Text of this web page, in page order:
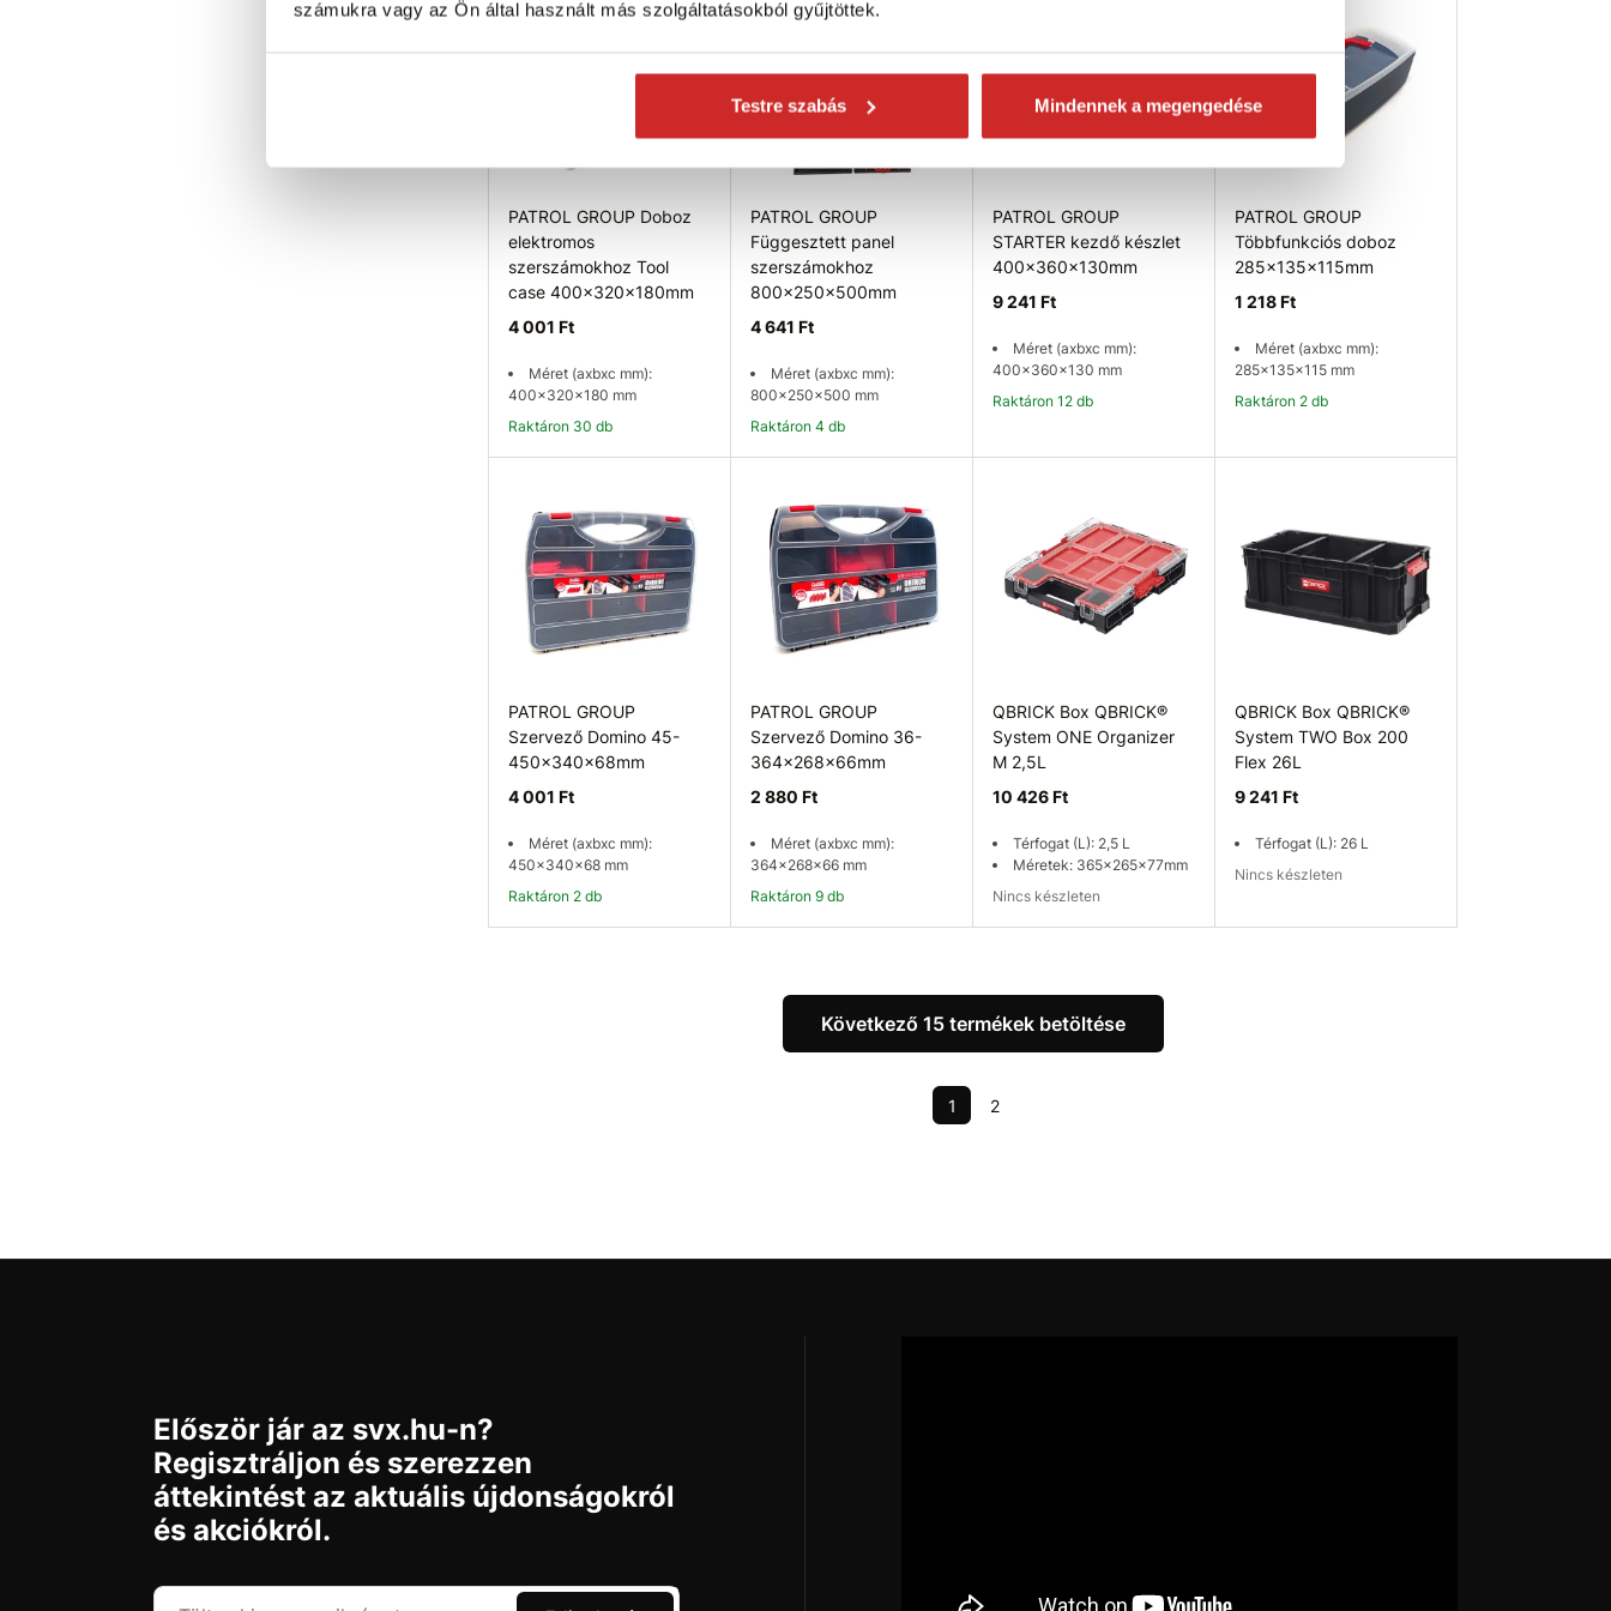
számukra vagy az Ön által használt más szolgáltatásokból gyűjtöttek.
Testre szabás Mindennek a megengedése
PATROL GROUP Doboz
elektromos
szerszámokhoz Tool
case 400x320x180mm
4 001 Ft
Méret (axbxc mm):
400x320x180 mm
Raktáron 30 db
PATROL GROUP
Függesztett panel
szerszámokhoz
800x250x500mm
4 641 Ft
Méret (axbxc mm):
800x250x500 mm
Raktáron 4 db
PATROL GROUP
STARTER kezdő készlet
400x360x130mm
9 241 Ft
Méret (axbxc mm):
400x360x130 mm
Raktáron 12 db
PATROL GROUP
Többfunkciós doboz
285x135x115mm
1 218 Ft
Méret (axbxc mm):
285x135x115 mm
Raktáron 2 db
PATROL GROUP
Szervező Domino 45-
450x340x68mm
4 001 Ft
Méret (axbxc mm):
450x340x68 mm
Raktáron 2 db
PATROL GROUP
Szervező Domino 36-
364x268x66mm
2 880 Ft
Méret (axbxc mm):
364x268x66 mm
Raktáron 9 db
QBRICK Box QBRICK®
System ONE Organizer
M 2,5L
10 426 Ft
Térfogat (L): 2,5 L
Méretek: 365x265x77mm
Nincs készleten
QBRICK Box QBRICK®
System TWO Box 200
Flex 26L
9 241 Ft
Térfogat (L): 26 L
Nincs készleten
Következő 15 termékek betöltése
1 2
Először jár az svx.hu-n?
Regisztráljon és szerezzen
áttekintést az aktuális újdonságokról
és akciókról.